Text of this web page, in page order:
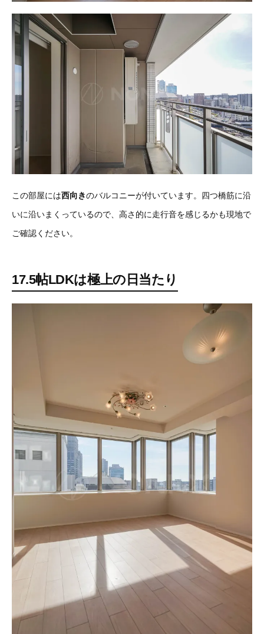
この部屋には西向きのバルコニーが付いています。四つ橋筋に沿
いに沿いまくっているので、高さ的に走行音を感じるかも現地で
ご確認ください。
17.5帖LDKは極上の日当たり